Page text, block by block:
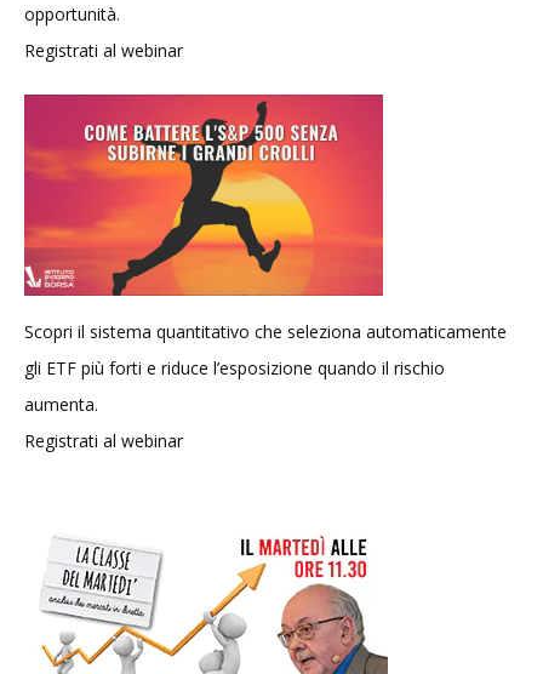
opportunità.
Registrati al webinar
Scopri il sistema quantitativo che seleziona automaticamente
gli ETF più forti e riduce l’esposizione quando il rischio
aumenta.
Registrati al webinar